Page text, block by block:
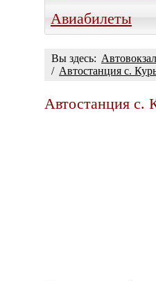
Авиабилеты
Вы здесь:
/ Автостанция с.
Автостанция с.